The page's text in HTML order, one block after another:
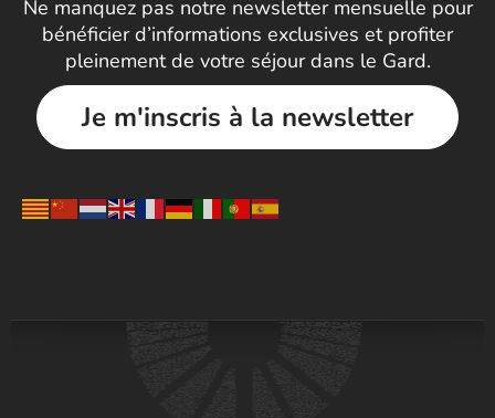
Ne manquez pas notre newsletter mensuelle pour
bénéficier d’informations exclusives et profiter
pleinement de votre séjour dans le Gard.
Je m'inscris à la newsletter